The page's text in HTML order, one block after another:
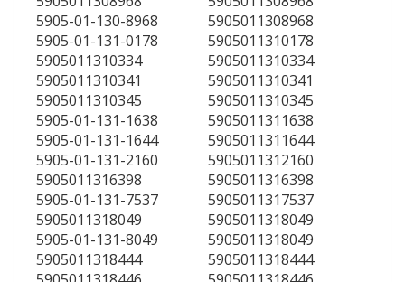
5905-01-130-8968
5905011308968
5905-01-131-0178
5905011310178
5905011310334
5905011310334
5905011310341
5905011310341
5905011310345
5905011310345
5905-01-131-1638
5905011311638
5905-01-131-1644
5905011311644
5905-01-131-2160
5905011312160
5905011316398
5905011316398
5905-01-131-7537
5905011317537
5905011318049
5905011318049
5905-01-131-8049
5905011318049
5905011318444
5905011318444